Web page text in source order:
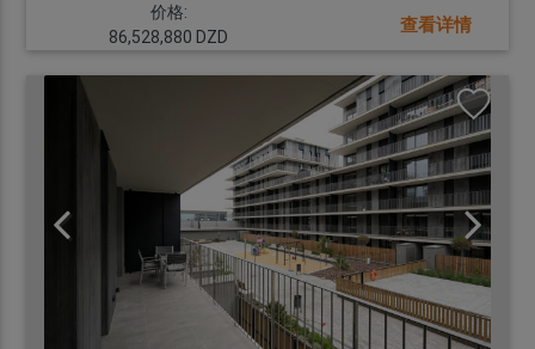
价格:
86,528,880 DZD
查看详情